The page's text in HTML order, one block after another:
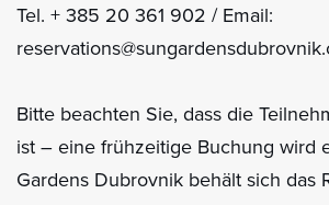
Tel. + 385 20 361 902 / Email:
Bitte beachten Sie, dass die
ist – eine frühzeitige Buchung wird
Gardens Dubrovnik behält sich das